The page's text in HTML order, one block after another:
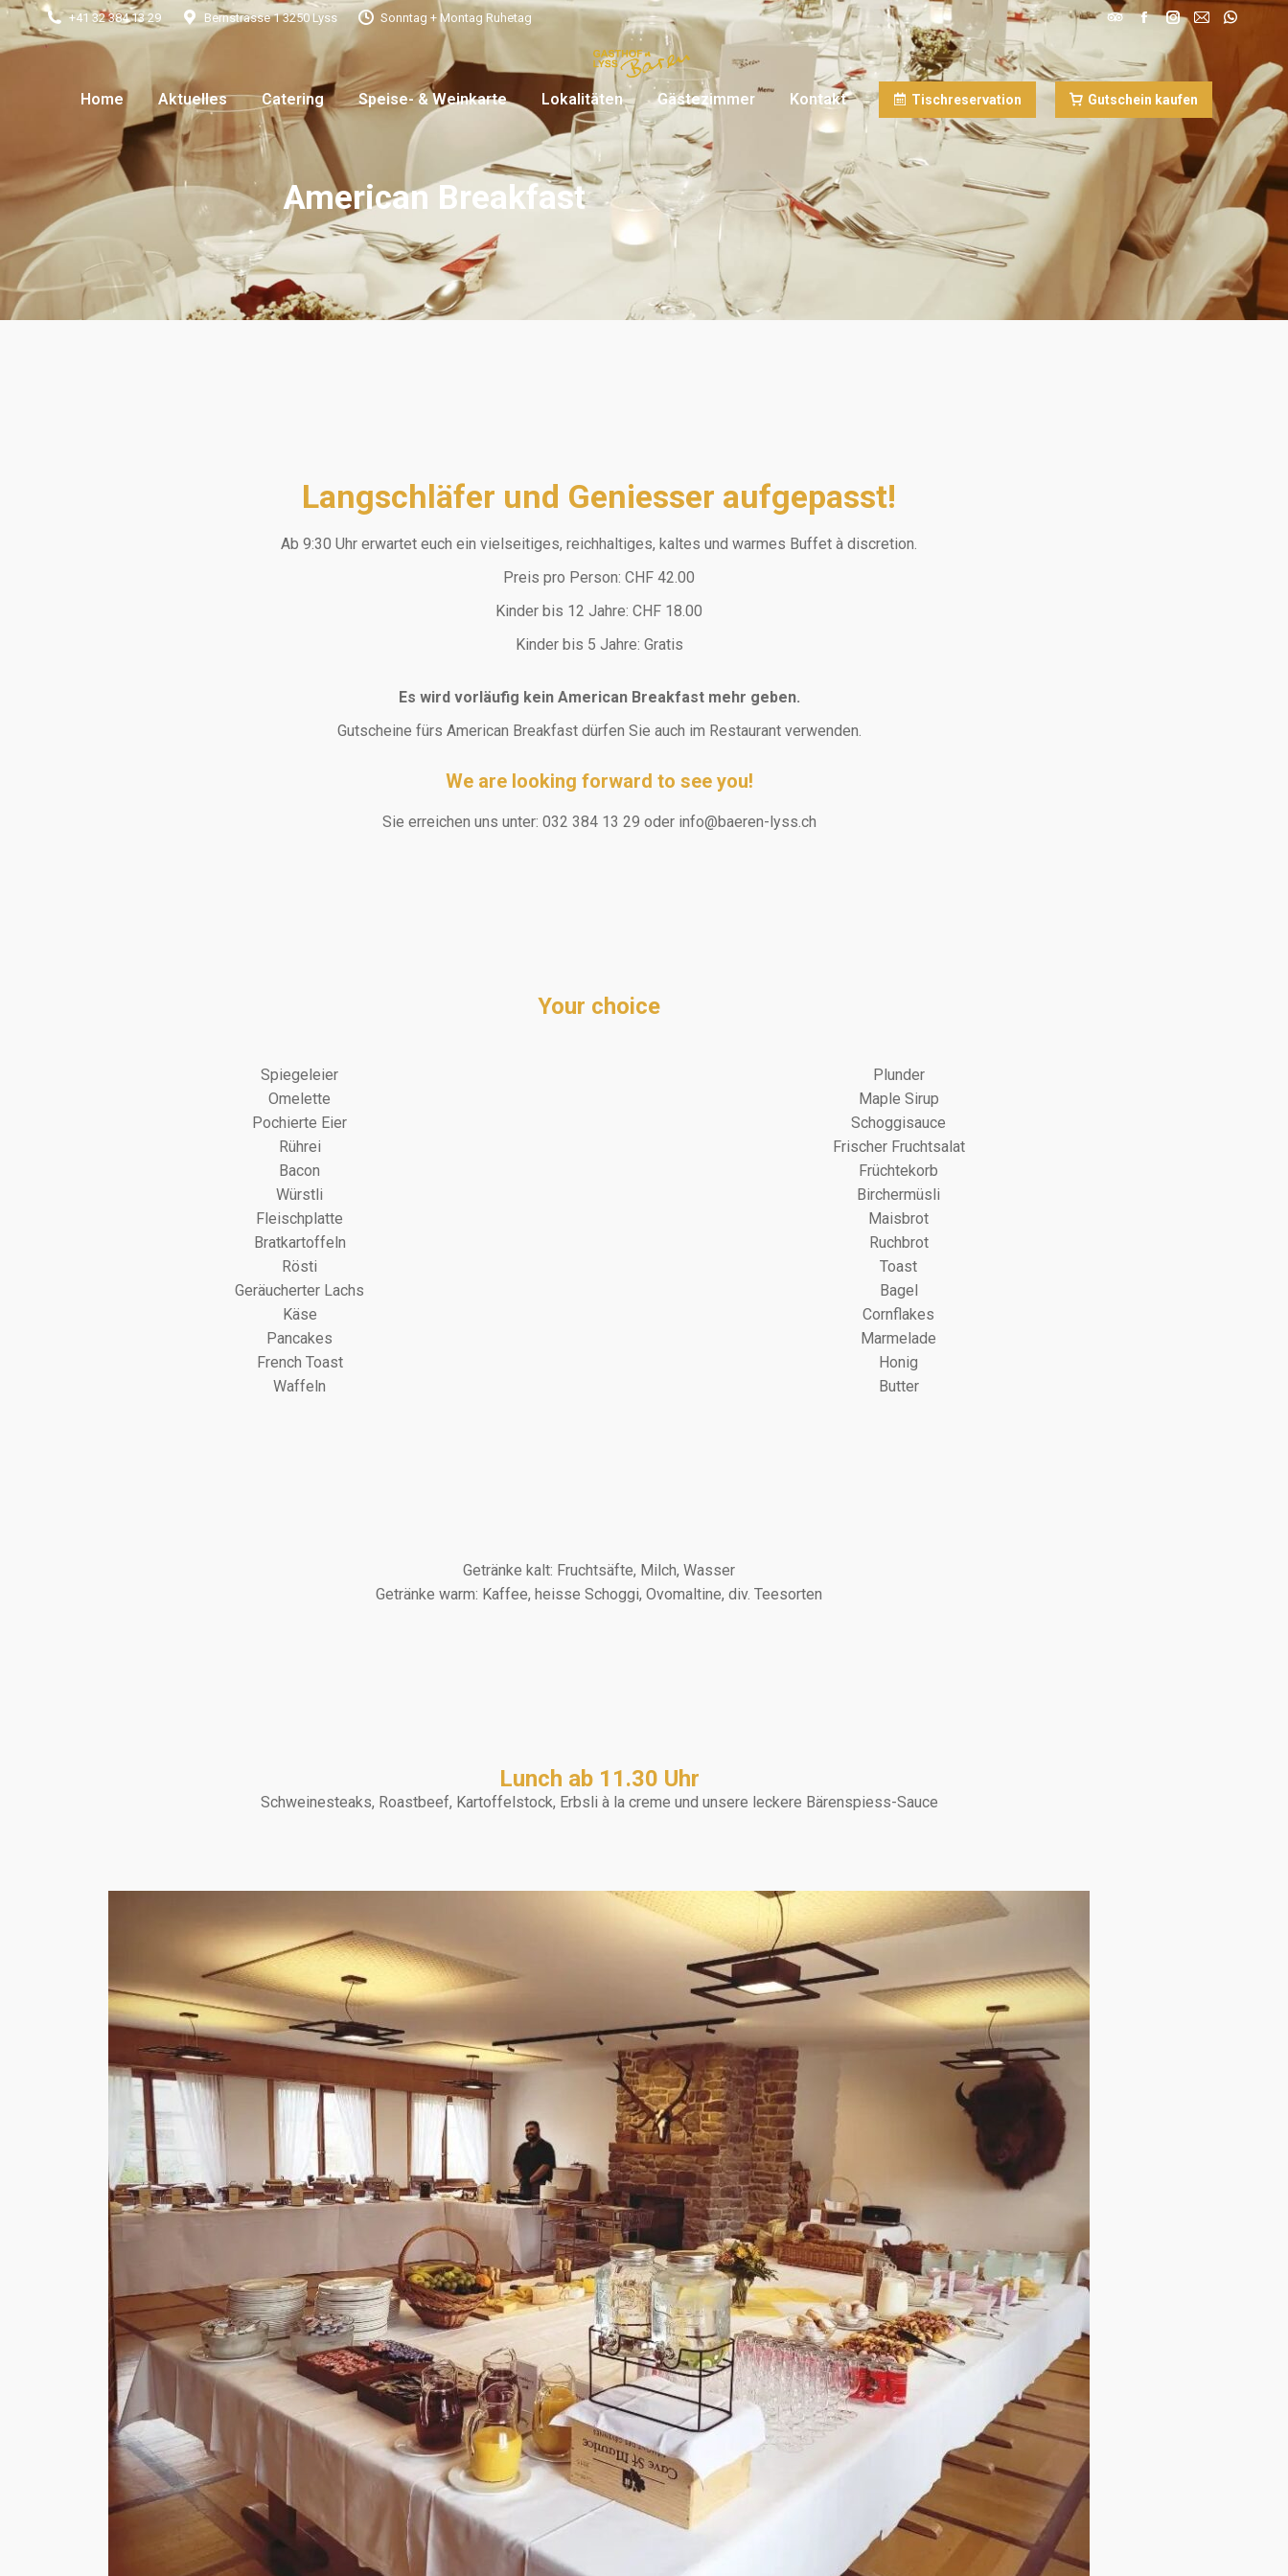
+41 32 384 13 29 Bernstrasse 1 3250 Lyss Sonntag + Montag Ruhetag
Home Aktuelles Catering Speise- & Weinkarte Lokalitäten Gästezimmer Kontakt Tischreservation Gutschein kaufen
American Breakfast
Langschläfer und Geniesser aufgepasst!
Ab 9:30 Uhr erwartet euch ein vielseitiges, reichhaltiges, kaltes und warmes Buffet à discretion.
Preis pro Person: CHF 42.00
Kinder bis 12 Jahre: CHF 18.00
Kinder bis 5 Jahre: Gratis
Es wird vorläufig kein American Breakfast mehr geben.
Gutscheine fürs American Breakfast dürfen Sie auch im Restaurant verwenden.
We are looking forward to see you!
Sie erreichen uns unter: 032 384 13 29 oder info@baeren-lyss.ch
Your choice
Spiegeleier
Omelette
Pochierte Eier
Rührei
Bacon
Würstli
Fleischplatte
Bratkartoffeln
Rösti
Geräucherter Lachs
Käse
Pancakes
French Toast
Waffeln
Plunder
Maple Sirup
Schoggisauce
Frischer Fruchtsalat
Früchtekorb
Birchermüsli
Maisbrot
Ruchbrot
Toast
Bagel
Cornflakes
Marmelade
Honig
Butter
Getränke kalt: Fruchtsäfte, Milch, Wasser
Getränke warm: Kaffee, heisse Schoggi, Ovomaltine, div. Teesorten
Lunch ab 11.30 Uhr
Schweinesteaks, Roastbeef, Kartoffelstock, Erbsli à la creme und unsere leckere Bärenspiess-Sauce
Home Aktuelles Catering Speise- & Weinkarte Lokalitäten Gästezimmer
Kontakt
Tischreservation
Gutschein
kaufen